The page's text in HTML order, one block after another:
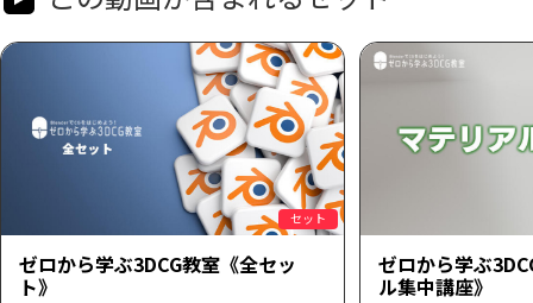
セット
ゼロから学ぶ3DCG教室《全セッ
ト》
ゼロから学ぶ
ル集中講座》